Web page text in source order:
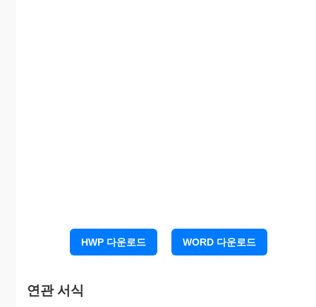
HWP 다운로드 WORD 다운로드
연관 서식